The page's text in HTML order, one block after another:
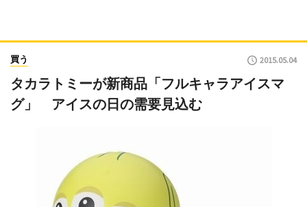
買う 2015.05.04
タカラトミーが新商品「フルキャラアイスマ
グ」 アイスの日の需要見込む